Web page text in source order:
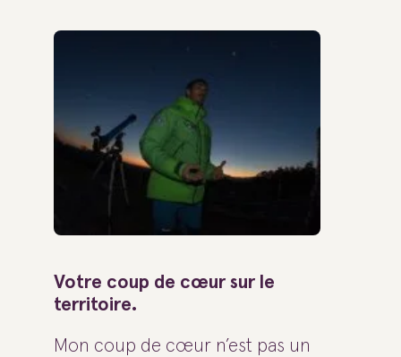
Votre coup de cœur sur le
territoire.
Mon coup de cœur n’est pas un